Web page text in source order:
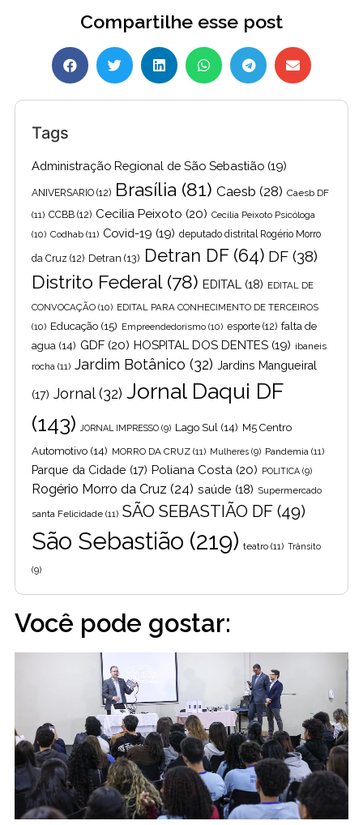
Compartilhe esse post
Tags
Administração Regional de São Sebastião (19)
ANIVERSARIO (12) Brasília (81) Caesb (28) Caesb DF
(11) CCBB (12) Cecilia Peixoto (20) Cecília Peixoto Psicóloga
(10) Codhab (11) Covid-19 (19) deputado distrital Rogério Morro
da Cruz (12) Detran (13) Detran DF(64) DF (38)
Distrito Federal(78) EDITAL (18) EDITAL DE
CONVOCAÇÃO (10) EDITAL PARA CONHECIMENTO DE TERCEIROS
(10) Educação (15) Empreendedorismo (10) esporte (12) falta de
agua (14) GDF (20) HOSPITAL DOS DENTES (19) ibaneis
rocha (11) Jardim Botânico (32) Jardins Mangueiral
(17) Jornal(32) Jornal Daqui DF
(143)
JORNAL IMPRESSO (9) Lago Sul (14) M5 Centro
Automotivo (14) MORRO DA CRUZ (11) Mulheres (9) Pandemia (11)
Parque da Cidade (17) Poliana Costa (20) POLITICA (9)
Rogério Morro da Cruz (24) saúde (18) Supermercado
santa Felicidade (11) SÃO SEBASTIÃO DF (49)
São Sebastião (219) teatro (11) Trânsito
(9)
Você pode gostar: